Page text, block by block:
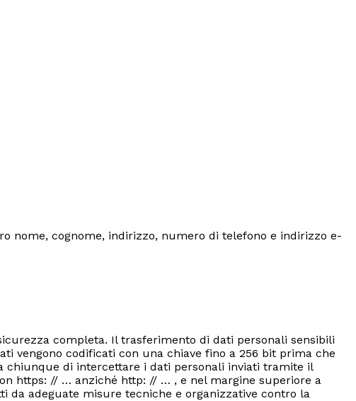
nome, cognome, indirizzo, numero di telefono e indirizzo e-
completa. Il trasferimento di dati personali sensibili
vengono codificati con una chiave fino a 256 bit prima che
chiunque di intercettare i dati personali inviati tramite il
https: // … anziché http: // … , e nel margine superiore a
da adeguate misure tecniche e organizzative contro la